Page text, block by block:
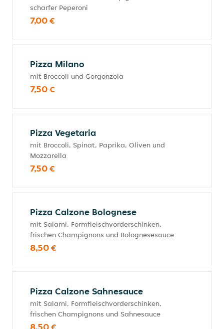
scharfer Peperoni
7,00 €
Pizza Milano
mit Broccoli und Gorgonzola
7,50 €
Pizza Vegetaria
mit Broccoli, Spinat, Paprika, Oliven und
Mozzarella
7,50 €
Pizza Calzone Bolognese
mit Salami, Formfleischvorderschinken,
frischen Champignons und Bolognesesauce
8,50 €
Pizza Calzone Sahnesauce
mit Salami, Formfleischvorderschinken,
frischen Champignons und Sahnesauce